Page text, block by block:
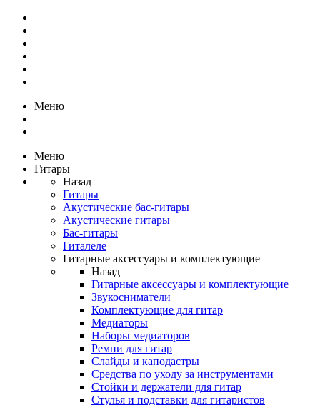
Меню
Меню
Гитары
Назад
Гитары
Акустические бас-гитары
Акустические гитары
Бас-гитары
Гиталеле
Гитарные аксессуары и комплектующие
Назад
Гитарные аксессуары и комплектующие
Звукосниматели
Комплектующие для гитар
Медиаторы
Наборы медиаторов
Ремни для гитар
Слайды и каподастры
Средства по уходу за инструментами
Стойки и держатели для гитар
Стулья и подставки для гитаристов